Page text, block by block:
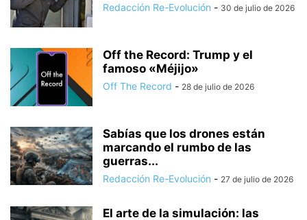
Redacción Re-Evolución - 30 de julio de 2026
Off the Record: Trump y el
famoso «Méjijo»
Off The Record - 28 de julio de 2026
Sabías que los drones están
marcando el rumbo de las
guerras...
Redacción Re-Evolución - 27 de julio de 2026
El arte de la simulación: las